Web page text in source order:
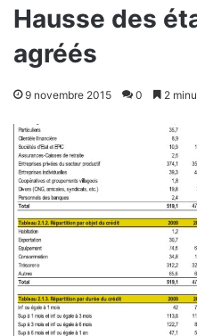
Hausse des
agréés
9 novembre 2015 0 2